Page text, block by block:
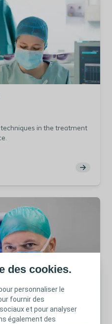
des cookies.
personnaliser le
fournir des
et pour analyser
également des
techniques in the treatment